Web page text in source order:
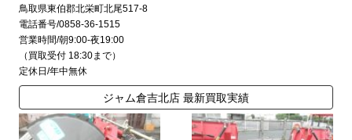
鳥取県東伯郡北栄町北尾517-8
電話番号/0858-36-1515
営業時間/朝9:00-夜19:00
（買取受付 18:30まで）
定休日/年中無休
ジャム倉吉北店 最新買取実績